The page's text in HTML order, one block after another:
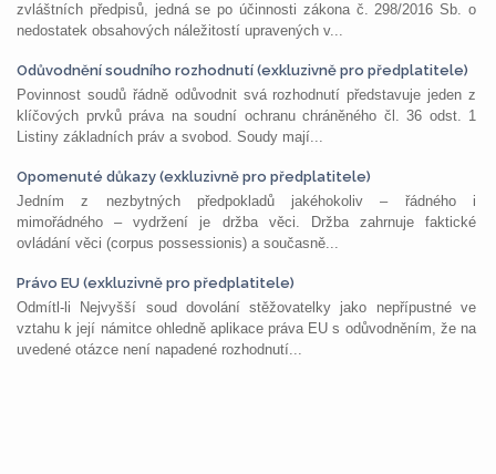
zvláštních předpisů, jedná se po účinnosti zákona č. 298/2016 Sb. o
nedostatek obsahových náležitostí upravených v...
Odůvodnění soudního rozhodnutí (exkluzivně pro předplatitele)
Povinnost soudů řádně odůvodnit svá rozhodnutí představuje jeden z
klíčových prvků práva na soudní ochranu chráněného čl. 36 odst. 1
Listiny základních práv a svobod. Soudy mají...
Opomenuté důkazy (exkluzivně pro předplatitele)
Jedním z nezbytných předpokladů jakéhokoliv – řádného i
mimořádného – vydržení je držba věci. Držba zahrnuje faktické
ovládání věci (corpus possessionis) a současně...
Právo EU (exkluzivně pro předplatitele)
Odmítl-li Nejvyšší soud dovolání stěžovatelky jako nepřípustné ve
vztahu k její námitce ohledně aplikace práva EU s odůvodněním, že na
uvedené otázce není napadené rozhodnutí...